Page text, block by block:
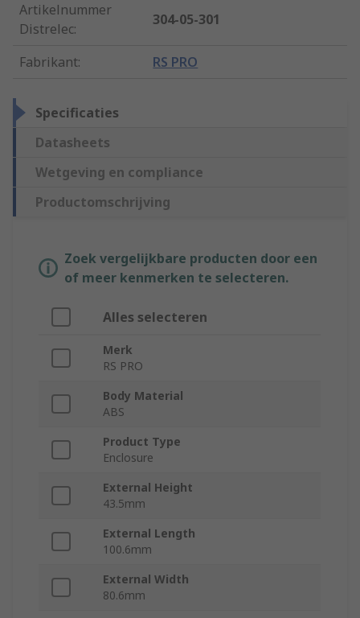
Artikelnummer
Distrelec:
304-05-301
Fabrikant: RS PRO
Specificaties
Datasheets
Wetgeving en compliance
Productomschrijving
Zoek vergelijkbare producten door een
of meer kenmerken te selecteren.
Alles selecteren
Merk
RS PRO
Body Material
ABS
Product Type
Enclosure
External Height
43.5mm
External Length
100.6mm
External Width
80.6mm